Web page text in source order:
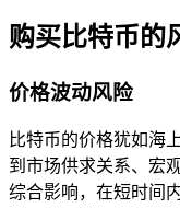
购买比特币的
价格波动风险
比特币的价格犹如海
到市场供求关系、宏
综合影响，在短时间